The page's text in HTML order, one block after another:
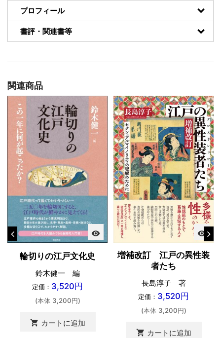
プロフィール
書評・関連書等
関連商品
visibility
輪切りの江戸文化史
鈴木健一 編
定価： 3,520円
(本体 3,200円)
shopping_cart カートに追加
visibility
増補改訂 江戸の異性装
者たち
長島淳子 著
定価： 3,520円
(本体 3,200円)
shopping_cart カートに追加